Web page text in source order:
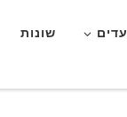
שונות